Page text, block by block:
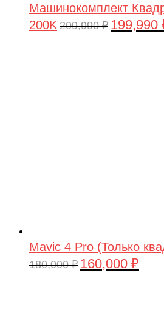
Машинокомплект
200K 209,990₽ 199,990
Mavic 4 Pro (Только
180,000₽ Первоначальная
160,000 ₽